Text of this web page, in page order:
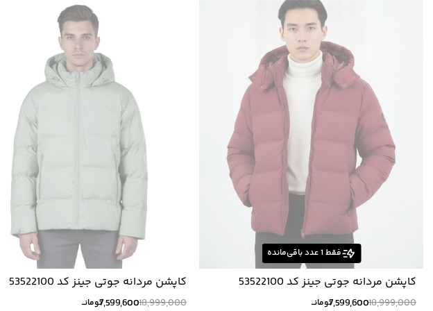
فقط 1عدد باقی‌مانده
کاپشن مردانه جوتی جینز کد 53522100
18,999,000
7,599,600تومانــ
کاپشن مردانه جوتی جینز کد 53522100
18,999,000
7,599,600تومانــ